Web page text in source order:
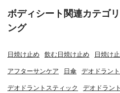
ボディシート関連カテゴ
ング
日焼け止め 飲む日焼け止め 日焼け
アフターサンケア 日傘 デオドラン
デオドラントスティック デオドラン